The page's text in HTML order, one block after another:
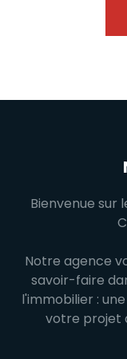
Bienvenue sur
Notre agence
savoir-faire
l'immobilier :
votre projet